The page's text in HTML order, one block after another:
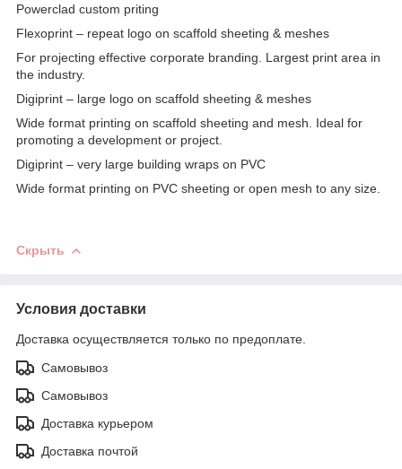
Powerclad custom priting
Flexoprint – repeat logo on scaffold sheeting & meshes
For projecting effective corporate branding. Largest print area in
the industry.
Digiprint – large logo on scaffold sheeting & meshes
Wide format printing on scaffold sheeting and mesh. Ideal for
promoting a development or project.
Digiprint – very large building wraps on PVC
Wide format printing on PVC sheeting or open mesh to any size.
Скрыть
Условия доставки
Доставка осуществляется только по предоплате.
Самовывоз
Самовывоз
Доставка курьером
Доставка почтой